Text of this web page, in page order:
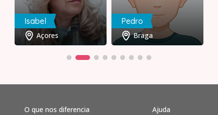
Isabel
Açores
Pedro
Braga
O que nos diferencia
Ajuda